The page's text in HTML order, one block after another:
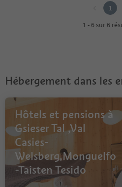
1
1 - 6 sur 6
Hébergement dans les
Hôtels et pensions à
Gsieser Tal ,Val
Casies-
Welsberg,Monguelfo
-Taisten Tesido